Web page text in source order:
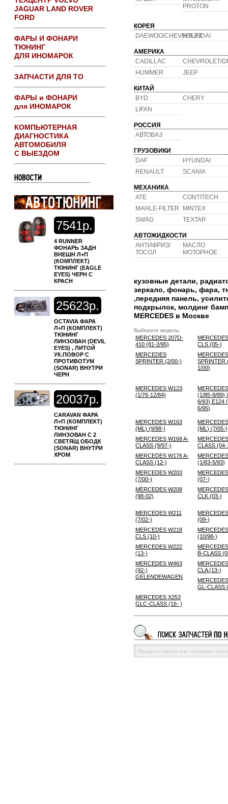
PROTON
КОРЕЯ
DAEWOO/CHEVROLET
HYUNDAI
АМЕРИКА
CADILLAC
CHEVROLET/
HUMMER
JEEP
КИТАЙ
BYD
CHERY
LIFAN
РОССИЯ
АВТОВАЗ
ГРУЗОВИКИ
DAF
HYUNDAI
RENAULT
SCANIA
МЕХАНИКА
ATE
CONTITECH
MAHLE-FILTER
MINTEX
SWAG
TEXTAR
АВТОЖИДКОСТИ
АНТИФРИЗ/
ТОСОЛ
МАСЛО
МОТОРНОЕ
кузовные детали,
зеркало, фонарь, фара,
,передняя панель,
подкрылок, молдинг
MERCEDES в Москве
Выберите модель:
MERCEDES 207D-
410 (81-2/95)
CLS (05-)
MERCEDES
SPRINTER (2/00-)
SPRINTER
1/00)
MERCEDES W123
(1/76-12/84)
(1/85-8/89)
6/93) E124
6/95)
MERCEDES W163
(ML) (9/98-)
(ML) (7/05-)
MERCEDES W168 A-
CLASS (9/97-)
CLASS (04-
MERCEDES W176 A-
CLASS (12-)
(1/83-5/93)
MERCEDES W203
(7/00-)
(07-)
MERCEDES W208
(98-02)
CLK (03-)
MERCEDES W211
(7/02-)
(09-)
MERCEDES W218
CLS (10-)
(10/98-)
MERCEDES W222
(13-)
B-CLASS
MERCEDES W463
(92-)
GELENDEWAGEN
CLA (13-)
GL-CLASS
MERCEDES X253
GLC-CLASS (16- )
JAGUAR LAND ROVER
FORD
ФАРЫ И ФОНАРИ
ТЮНИНГ
ДЛЯ ИНОМАРОК
ЗАПЧАСТИ ДЛЯ ТО
ФАРЫ и ФОНАРИ
для ИНОМАРОК
КОМПЬЮТЕРНАЯ
ДИАГНОСТИКА
АВТОМОБИЛЯ
С ВЫЕЗДОМ
7541р.
4 RUNNER
ФОНАРЬ ЗАДН
ВНЕШН Л+П
(КОМПЛЕКТ)
ТЮНИНГ (EAGLE
EYES) ЧЕРН С
КРАСН
25623р.
OCTAVIA ФАРА
Л+П (КОМПЛЕКТ)
ТЮНИНГ
ЛИНЗОВАН (DEVIL
EYES) , ЛИТОЙ
УК.ПОВОР С
ПРОТИВОТУМ
(SONAR) ВНУТРИ
ЧЕРН
20037р.
CARAVAN ФАРА
Л+П (КОМПЛЕКТ)
ТЮНИНГ
ЛИНЗОВАН С 2
СВЕТЯЩ ОБОДК
(SONAR) ВНУТРИ
ХРОМ